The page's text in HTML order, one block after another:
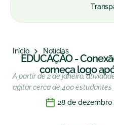
Início Notícias
EDUCAÇÃO -
começa logo
A partir de 2 de janeiro,
agitar cerca de 400 estudantes
28 de dezembro